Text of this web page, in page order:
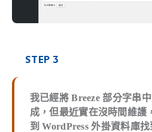
STEP 3
我已經將 Breeze 部分字串
成，但最近實在沒時間維護
到 WordPress 外掛資料庫